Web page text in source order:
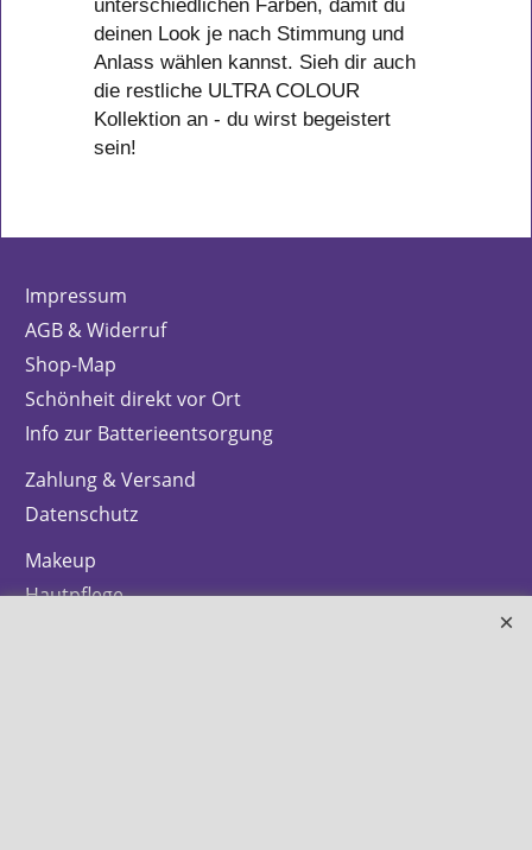
unterschiedlichen Farben, damit du
deinen Look je nach Stimmung und
Anlass wählen kannst. Sieh dir auch
die restliche ULTRA COLOUR
Kollektion an - du wirst begeistert
sein!
Impressum
AGB & Widerruf
Shop-Map
Schönheit direkt vor Ort
Info zur Batterieentsorgung
Zahlung & Versand
Datenschutz
Makeup
Hautpflege